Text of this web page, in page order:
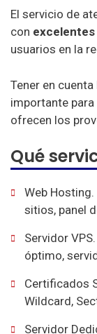
El servicio de
con
usuarios en la
Tener en
importante
ofrecen los
Qué
Web
sitios, panel
Servidor
óptimo,
Certificados
Wildcard,
Servidor